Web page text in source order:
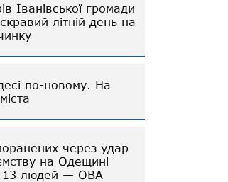
Іванівської громади
літній день на
по-новому. На
через удар
на Одещині
13 людей — ОВА